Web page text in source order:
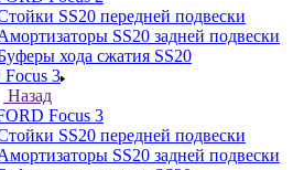
SS20 передней подвески
SS20 задней подвески
хода сжатия SS20
3
Назад
Focus 3
SS20 передней подвески
SS20 задней подвески